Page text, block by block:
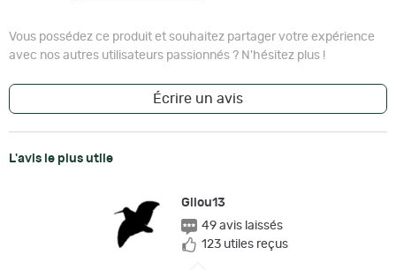
Vous possédez ce produit et souhaitez partager votre expérience
avec nos autres utilisateurs passionnés ? N'hésitez plus !
Écrire un avis
L'avis le plus utile
Gilou13
49 avis laissés
123 utiles reçus